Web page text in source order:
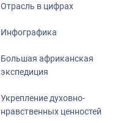
Отрасль в цифрах
Инфографика
Большая африканская
экспедиция
Укрепление духовно-
нравственных ценностей